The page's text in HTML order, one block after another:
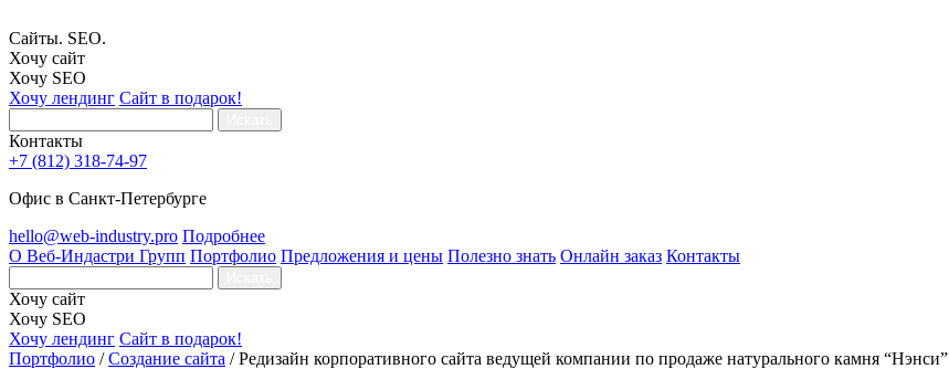
Сайты. SEO.
Хочу сайт
Хочу SEO
Хочу лендинг Сайт в подарок!
Контакты
+7 (812) 318-74-97
Офис в Санкт-Петербурге
hello@web-industry.pro Подробнее
О Веб-Индастри Групп Портфолио Предложения и цены Полезно знать Онлайн заказ Контакты
Хочу сайт
Хочу SEO
Хочу лендинг Сайт в подарок!
Портфолио / Создание сайта / Редизайн корпоративного сайта ведущей компании по продаже натурального камня “Нэнси”